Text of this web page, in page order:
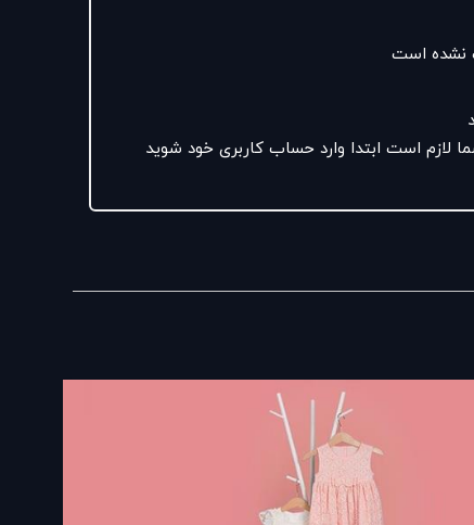
نشده است
لازم است ابتدا وارد حساب کاربری خود شوید